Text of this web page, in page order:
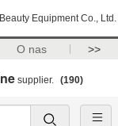
Equipment Co., Ltd.
O nas >>
supplier. (190)